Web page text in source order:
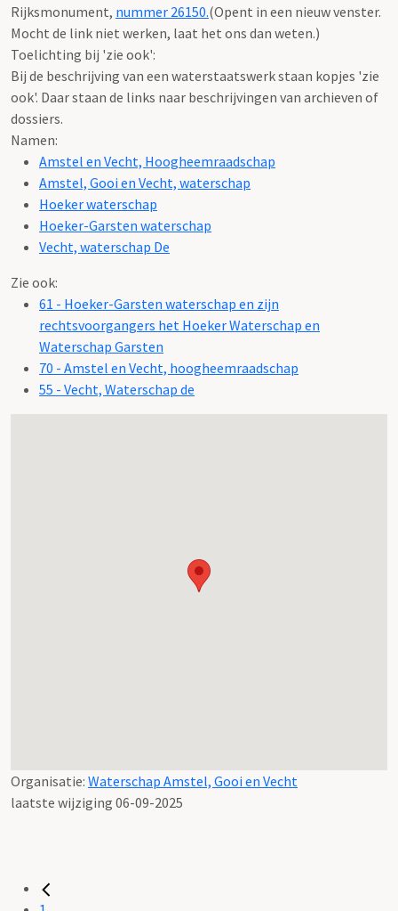
Rijksmonument, nummer 26150.(Opent in een nieuw venster.
Mocht de link niet werken, laat het ons dan weten.)
Toelichting bij 'zie ook':
Bij de beschrijving van een waterstaatswerk staan kopjes 'zie
ook'. Daar staan de links naar beschrijvingen van archieven of
dossiers.
Namen:
Amstel en Vecht, Hoogheemraadschap
Amstel, Gooi en Vecht, waterschap
Hoeker waterschap
Hoeker-Garsten waterschap
Vecht, waterschap De
Zie ook:
61 - Hoeker-Garsten waterschap en zijn
rechtsvoorgangers het Hoeker Waterschap en
Waterschap Garsten
70 - Amstel en Vecht, hoogheemraadschap
55 - Vecht, Waterschap de
Organisatie: Waterschap Amstel, Gooi en Vecht
laatste wijziging 06-09-2025